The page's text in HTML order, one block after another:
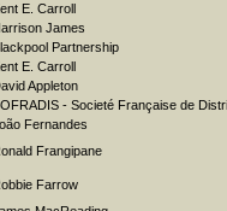
E. Carroll
James
Partnership
E. Carroll
Appleton
- Societé Française de
Fernandes
Frangipane
Farrow